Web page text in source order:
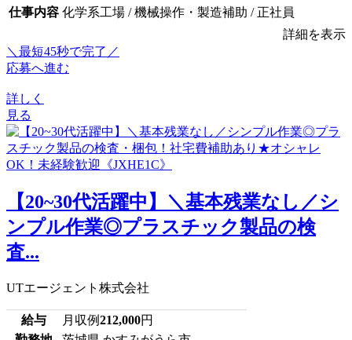
仕事内容 化学系工場 / 機械操作・製造補助 / 正社員
詳細を表示
＼最短45秒で完了／
応募へ進む
詳しく
見る
【20~30代活躍中】＼基本残業なし／シ
ンプル作業◎プラスチック製品の検
査...
UTエージェント株式会社
給与 月収例212,000円